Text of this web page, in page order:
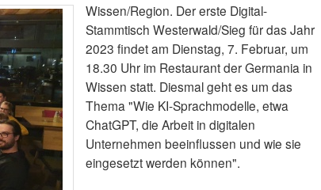
Wissen/Region. Der erste Digital-
Stammtisch Westerwald/Sieg für das Jahr
2023 findet am Dienstag, 7. Februar, um
18.30 Uhr im Restaurant der Germania in
Wissen statt. Diesmal geht es um das
Thema "Wie KI-Sprachmodelle, etwa
ChatGPT, die Arbeit in digitalen
Unternehmen beeinflussen und wie sie
eingesetzt werden können".